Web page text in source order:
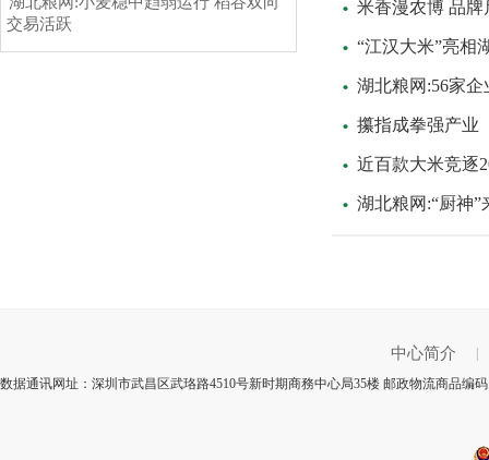
交易活跃
米香漫农博 品
“江汉大米”亮相
湖北粮网:56家
攥指成拳强产
近百款大米竞逐
湖北粮网:“厨神”
中心简介
数据通讯网址：深圳市武昌区武珞路4510号新时期商務中心局35楼 邮政物流商品编